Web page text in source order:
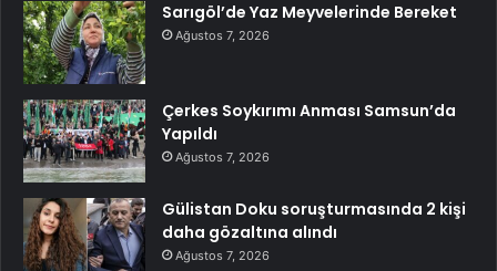
Sarıgöl’de Yaz Meyvelerinde Bereket
Ağustos 7, 2026
Çerkes Soykırımı Anması Samsun’da
Yapıldı
Ağustos 7, 2026
Gülistan Doku soruşturmasında 2 kişi
daha gözaltına alındı
Ağustos 7, 2026